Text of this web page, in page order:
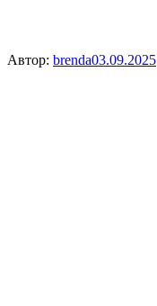
Автор: brenda03.09.2025